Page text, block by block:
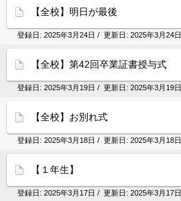
【全校】明日が最後
登録日: 2025年3月24日 / 更新日: 2025年3月24日
【全校】第42回卒業証書授与式
登録日: 2025年3月19日 / 更新日: 2025年3月19日
【全校】お別れ式
登録日: 2025年3月18日 / 更新日: 2025年3月18日
【１年生】
登録日: 2025年3月17日 / 更新日: 2025年3月17日